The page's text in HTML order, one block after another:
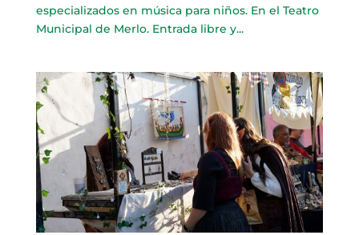
especializados en música para niños. En el Teatro
Municipal de Merlo. Entrada libre y...